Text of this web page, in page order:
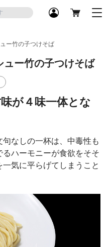
ー竹の子つけそば
ー竹の子つけそば
が４味一体とな
なしの一杯は、中毒性も
ハーモニーが食欲をそそ
気に平らげてしまうこと